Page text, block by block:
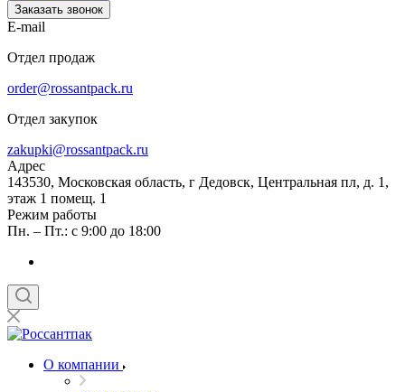
Заказать звонок
E-mail
Отдел продаж
order@rossantpack.ru
Отдел закупок
zakupki@rossantpack.ru
Адрес
143530, Московская область, г Дедовск, Центральная пл, д. 1,
этаж 1 помещ. 1
Режим работы
Пн. – Пт.: с 9:00 до 18:00
О компании